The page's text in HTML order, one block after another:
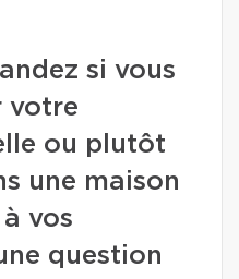
si vous
votre
ou plutôt
une maison
vos
question